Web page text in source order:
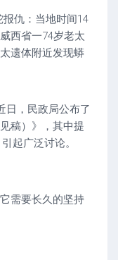
仇：当地时间14
西省一74岁老太
遗体附近发现蟒
日，民政局公布了
稿）》，其中提
起广泛讨论。
需要长久的坚持